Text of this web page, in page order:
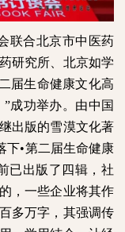
联合北京市中医药
研究所、北京如学
届生命健康文化高
”成功举办。由中国
出版的雪漠文化著
下•第二届生命健康
已出版了四辑，社
，一些企业将其作
多万字，其强调传